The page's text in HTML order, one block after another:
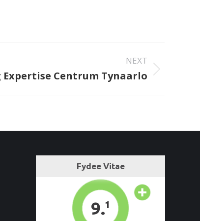
NEXT
Expertise Centrum Tynaarlo